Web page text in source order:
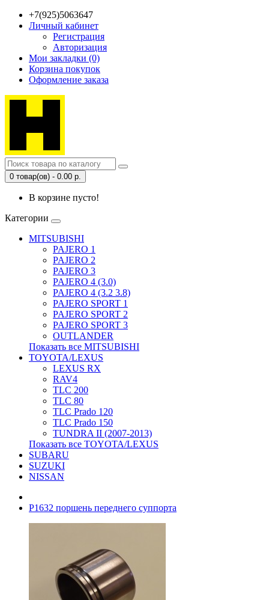
+7(925)5063647
Личный кабинет
Регистрация
Авторизация
Мои закладки (0)
Корзина покупок
Оформление заказа
0 товар(ов) - 0.00 р.
В корзине пусто!
Категории
MITSUBISHI
PAJERO 1
PAJERO 2
PAJERO 3
PAJERO 4 (3.0)
PAJERO 4 (3.2 3.8)
PAJERO SPORT 1
PAJERO SPORT 2
PAJERO SPORT 3
OUTLANDER
Показать все MITSUBISHI
TOYOTA/LEXUS
LEXUS RX
RAV4
TLC 200
TLC 80
TLC Prado 120
TLC Prado 150
TUNDRA II (2007-2013)
Показать все TOYOTA/LEXUS
SUBARU
SUZUKI
NISSAN
P1632 поршень переднего суппорта